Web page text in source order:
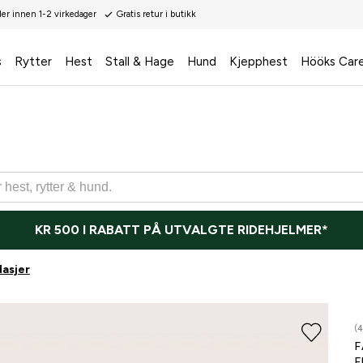
innen 1-2 virkedager Gratis retur i butikk
Rytter Hest Stall & Hage Hund Kjepphest Hööks
KR 500 I RABATT PÅ UTVALGTE RIDEHJELMER*